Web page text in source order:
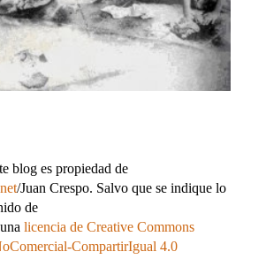
blog es propiedad de
/Juan Crespo. Salvo que se indique lo
de
licencia de Creative Commons
CompartirIgual 4.0